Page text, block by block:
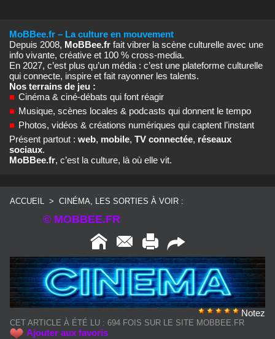
MoBBee.fr – La culture en mouvement
Depuis 2008, MoBBee.fr fait vibrer la scène culturelle avec une
info vivante, créative et 100 % cross‑media.
En 2027, c’est plus qu’un média : c’est une plateforme culturelle
qui connecte, inspire et fait rayonner les talents.
Nos terrains de jeu :
■ Cinéma & ciné‑débats qui font réagir
■ Musique, scènes locales & podcasts qui donnent le tempo
■ Photos, vidéos & créations numériques qui captent l’instant
Présent partout : web, mobile, TV connectée, réseaux
sociaux.
MoBBee.fr, c’est la culture, là où elle vit.
ACCUEIL > CINÉMA, LES SORTIES À VOIR :
© MOBBEE.FR
Notez
CET ARTICLE À ÉTÉ LU : 694 FOIS SUR LE SITE MOBBEE.FR
Ajouter aux favoris